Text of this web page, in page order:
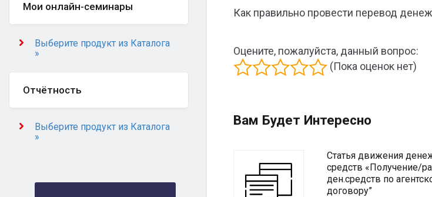
Как правильно провести перевод
Оцените, пожалуйста, данный вопрос:
(Пока оценок нет)
Вам Будет Интересно
Статья движения
средств «Получение/
ден.средств по
договору”
Мои онлайн-семинары
Выберите продукт из Каталога
»
Отчётность
Выберите продукт из Каталога
»